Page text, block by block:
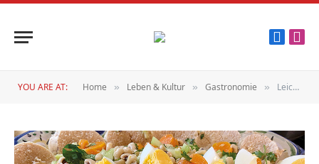
YOU ARE AT: Home » Leben & Kultur » Gastronomie » Leicht & Erfrischend